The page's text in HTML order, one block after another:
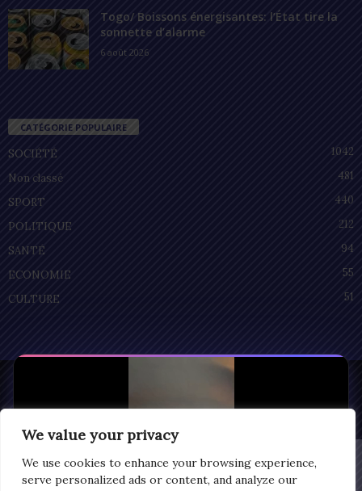
We value your privacy
We use cookies to enhance your browsing experience,
serve personalized ads or content, and analyze our
Togo/ Boissons énergisantes: l’État tire la
sonnette d’alarme
6 août 2026
CATÉGORIE POPULAIRE
SOCIÉTÉ
1042
Non classé
481
SPORT
440
POLITIQUE
212
SANTÉ
94
ECONOMIE
55
CULTURE
51